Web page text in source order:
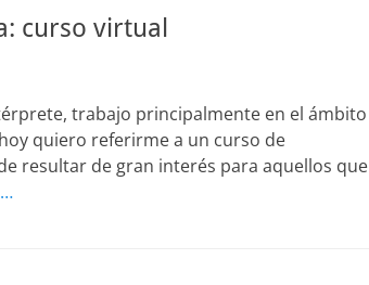
curso virtual
trabajo principalmente en el ámbito
quiero referirme a un curso de
resultar de gran interés para aquellos que